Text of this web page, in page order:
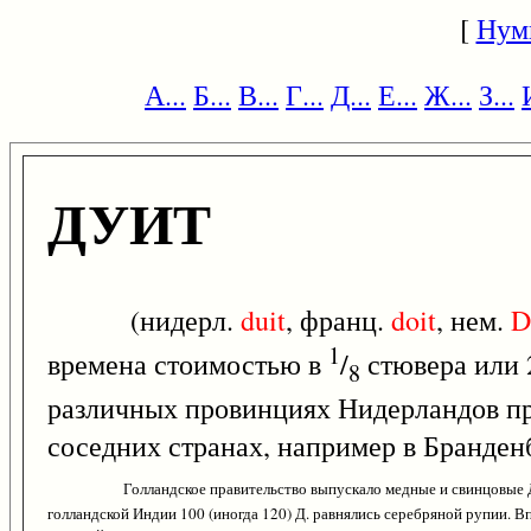
[
А... Б... В... Г... Д... Е... Ж... З...
ДУИТ
(нидерл. duit, франц. doit, нем.
времена стоимостью в 1/8 стювера или
различных провинциях Нидерландов
соседних странах, например в
Голландское правительство выпускало медные и
голландской Индии 100 (иногда 120) Д. равнялись серебряной рупии.